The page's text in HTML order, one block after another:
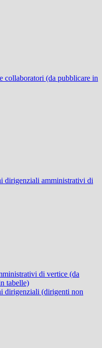
collaboratori (da pubblicare in
dirigenziali amministrativi di
di vertice (da
tabelle)
dirigenziali (dirigenti non